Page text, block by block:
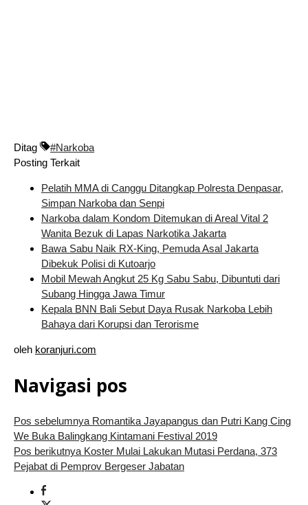
Ditag
#Narkoba
Posting Terkait
Pelatih MMA di Canggu Ditangkap Polresta Denpasar,
Simpan Narkoba dan Senpi
Narkoba dalam Kondom Ditemukan di Areal Vital 2
Wanita Bezuk di Lapas Narkotika Jakarta
Bawa Sabu Naik RX-King, Pemuda Asal Jakarta
Dibekuk Polisi di Kutoarjo
Mobil Mewah Angkut 25 Kg Sabu Sabu, Dibuntuti dari
Subang Hingga Jawa Timur
Kepala BNN Bali Sebut Daya Rusak Narkoba Lebih
Bahaya dari Korupsi dan Terorisme
oleh koranjuri.com
Navigasi pos
Pos sebelumnyaRomantika Jayapangus dan Putri Kang Cing
We Buka Balingkang Kintamani Festival 2019
Pos berikutnyaKoster Mulai Lakukan Mutasi Perdana, 373
Pejabat di Pemprov Bergeser Jabatan